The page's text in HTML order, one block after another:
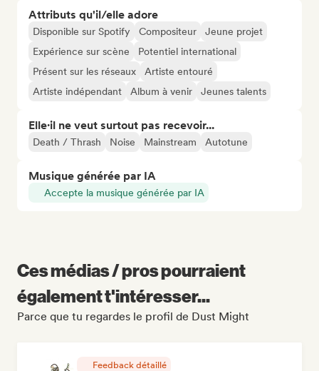
Attributs qu'il/elle adore
Disponible sur Spotify Compositeur
Jeune projet
Expérience sur scène
Potentiel international
Présent sur les réseaux
Artiste entouré
Artiste indépendant
Album à venir Jeunes talents
Elle·il ne veut surtout pas recevoir...
Death / Thrash Noise Mainstream Autotune
Musique générée par IA
Accepte la musique générée par IA
Ces médias / pros pourraient
également t'intéresser...
Parce que tu regardes le profil de Dust Might
Feedback détaillé